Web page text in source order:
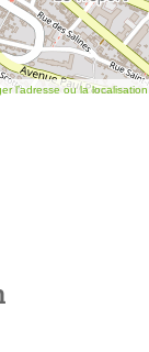
l’adresse ou la localisation